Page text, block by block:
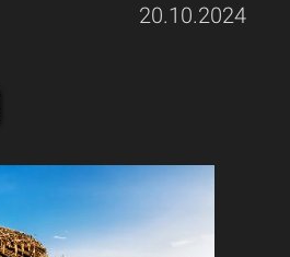
20.10.2024